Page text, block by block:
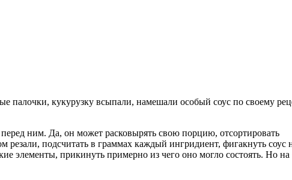
палочки, кукурузку всыпали, намешали особый соус по своему
ним. Да, он может расковырять свою порцию, отсортировать
резали, подсчитать в граммах каждый ингридиент, фигакнуть соус
элементы, прикинуть примерно из чего оно могло состоять. Но на